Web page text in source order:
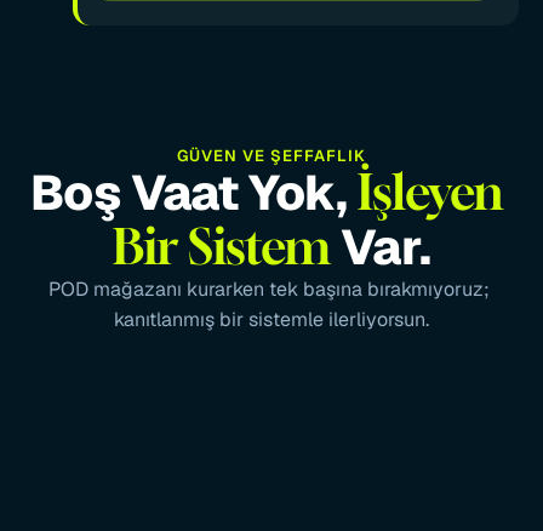
GÜVEN VE ŞEFFAFLIK
Boş Vaat Yok, İşleyen
Bir Sistem Var.
POD mağazanı kurarken tek başına bırakmıyoruz;
kanıtlanmış bir sistemle ilerliyorsun.